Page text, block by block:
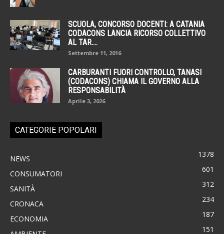
SCUOLA, CONCORSO DOCENTI: A CATANIA
CODACONS LANCIA RICORSO COLLETTIVO
AL TAR....
Settembre 11, 2016
CARBURANTI FUORI CONTROLLO, TANASI
(CODACONS) CHIAMA IL GOVERNO ALLA
RESPONSABILITÀ
Aprile 3, 2026
CATEGORIE POPOLARI
NEWS 1378
CONSUMATORI 601
SANITÀ 312
CRONACA 234
ECONOMIA 187
151